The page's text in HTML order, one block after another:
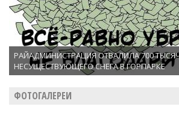
РАЙАДМИНИСТРАЦИЯ ОТВАЛИЛА 700
НЕСУЩЕСТВУЮЩЕГО СНЕГА В ГОРПАРКЕ
ФОТОГАЛЕРЕИ